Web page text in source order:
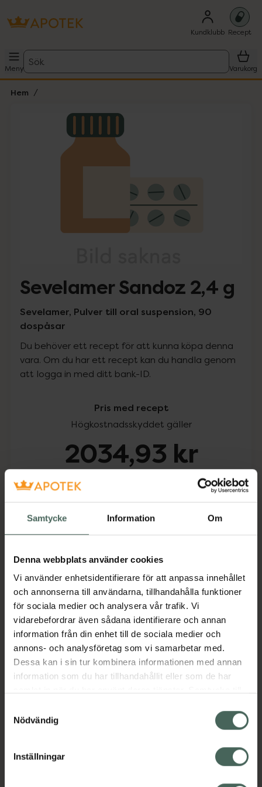
Samtycke Information Om
Denna webbplats använder cookies
Vi använder enhetsidentifierare för att anpassa innehållet
och annonserna till användarna, tillhandahålla funktioner
för sociala medier och analysera vår trafik. Vi
vidarebefordrar även sådana identifierare och annan
information från din enhet till de sociala medier och
annons- och analysföretag som vi samarbetar med.
Dessa kan i sin tur kombinera informationen med annan
information som du har tillhandahållit eller som de har
återkalla ditt samtycke via webbplatsens
cookieinställningar. Ett återkallat samtycke påverkar inte
lagligheten av behandling som skett innan återkallelsen.
Nödvändig
Inställningar
Kundklubb Recept
Meny
Sök
Varukorg
Hem
Lista: . Innehåller 1 objekt.
Sevelamer Sandoz 2,4 g
Sevelamer, Pulver till oral suspension, 90
dospåsar
Du behöver ett recept för att kunna köpa denna
vara. Om du har ett recept kan du handla genom
att logga in med ditt bank-ID.
Pris med recept
Högkostnadsskyddet gäller
2034,93 kr
Köp via ditt recept
Beskrivning Dölj
Läs alltid bipacksedeln innan
användning.
EAN:07046265555759
Visa